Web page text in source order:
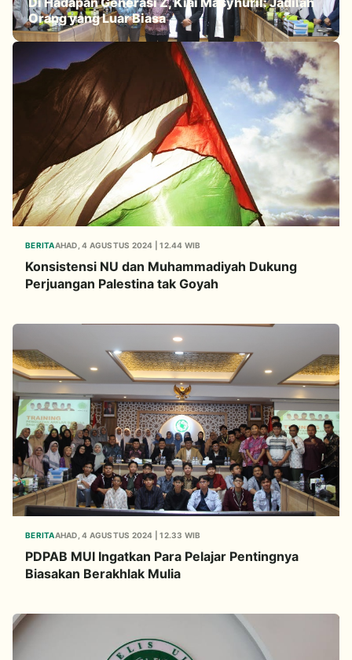
Orang yang Luar Biasa
BERITAAHAD, 4 AGUSTUS 2024 | 12.44 WIB
Konsistensi NU dan Muhammadiyah Dukung
Perjuangan Palestina tak Goyah
BERITAAHAD, 4 AGUSTUS 2024 | 12.33 WIB
PDPAB MUI Ingatkan Para Pelajar Pentingnya
Biasakan Berakhlak Mulia